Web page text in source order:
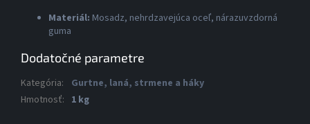
Materiál: Mosadz, nehrdzavejúca oceľ, nárazuvzdorná
guma
Dodatočné parametre
Kategória:
Gurtne, laná, strmene a háky
Hmotnosť: 1 kg